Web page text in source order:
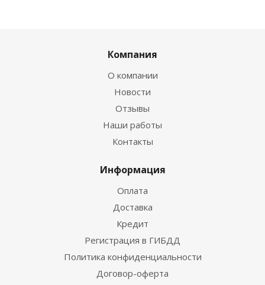
Компания
О компании
Новости
Отзывы
Наши работы
Контакты
Информация
Оплата
Доставка
Кредит
Регистрация в ГИБДД
Политика конфиденциальности
Договор-оферта